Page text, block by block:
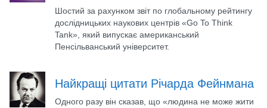
Шостий за рахунком звіт по глобальному рейтингу
дослідницьких наукових центрів «Go To Think
Tank», який випускає американський
Пенсільванський університет.
Найкращі цитати Річарда Фейнмана
Одного разу він сказав, що «людина не може жити